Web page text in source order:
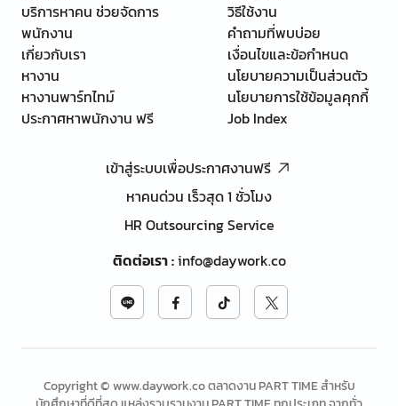
บริการหาคน ช่วยจัดการ
พนักงาน
เกี่ยวกับเรา
หางาน
หางานพาร์ทไทม์
ประกาศหาพนักงาน ฟรี
วิธีใช้งาน
คำถามที่พบบ่อย
เงื่อนไขและข้อกำหนด
นโยบายความเป็นส่วนตัว
นโยบายการใช้ข้อมูลคุกกี้
Job Index
เข้าสู่ระบบเพื่อประกาศงานฟรี
หาคนด่วน เร็วสุด 1 ชั่วโมง
HR Outsourcing Service
ติดต่อเรา:info@daywork.co
Copyright © www.daywork.co ตลาดงาน PART TIME สำหรับ